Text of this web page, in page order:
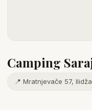
Camping
📍 Mratnjevače 57,